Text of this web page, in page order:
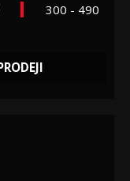
300 - 490